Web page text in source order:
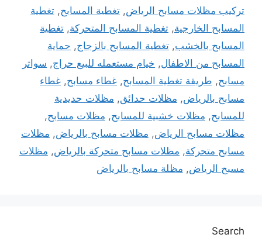
تركيب مظلات مسابح الرياض, تغطية المسابح, تغطية
المسابح الخارجية, تغطية المسابح المتحركة, تغطية
المسابح بالخشب, تغطية المسابح بالزجاج, حماية
المسابح من الاطفال, خيام مستعمله للبيع حراج, سواتر
مسابح, طريقة تغطية المسابح, غطاء مسابح, غطاء
مسابح بالرياض, مظلات حدائق, مظلات حديدية
للمسابح, مظلات خشبية للمسابح, مظلات مسابح,
مظلات مسابح الرياض, مظلات مسابح بالرياض, مظلات
مسابح متحركة, مظلات مسابح متحركة بالرياض, مظلات
مسبح الرياض, مظلة مسابح بالرياض
Search